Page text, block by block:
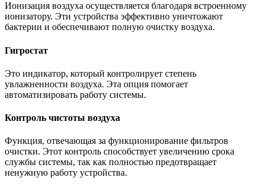
Ионизация воздуха осуществляется благодаря встроенному
ионизатору. Эти устройства эффективно уничтожают
бактерии и обеспечивают полную очистку воздуха.
Гигростат
Это индикатор, который контролирует степень
увлажненности воздуха. Эта опция помогает
автоматизировать работу системы.
Контроль чистоты воздуха
Функция, отвечающая за функционирование фильтров
очистки. Этот контроль способствует увеличению срока
службы системы, так как полностью предотвращает
ненужную работу устройства.